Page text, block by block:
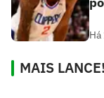
MAIS LANCE!